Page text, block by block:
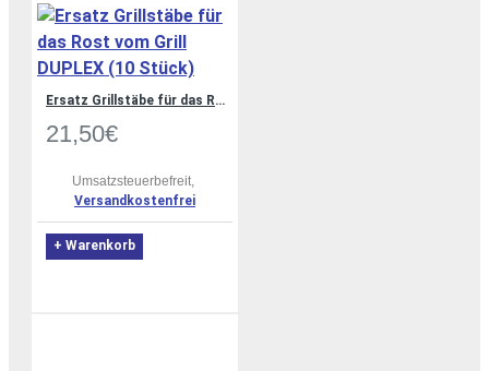
Ersatz Grillstäbe für das Rost vom Grill DUPLEX (10 Stück)
21,50€
Umsatzsteuerbefreit,
Versandkostenfrei
+ Warenkorb